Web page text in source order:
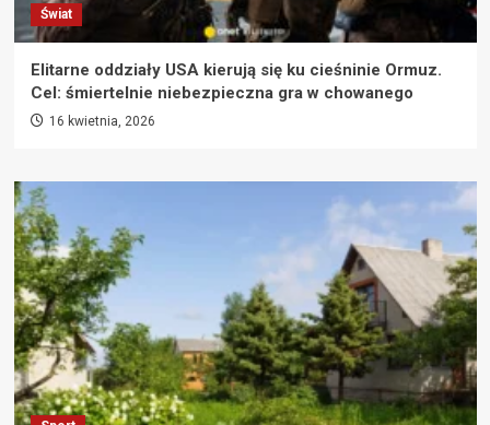
Świat
Elitarne oddziały USA kierują się ku cieśninie Ormuz.
Cel: śmiertelnie niebezpieczna gra w chowanego
16 kwietnia, 2026